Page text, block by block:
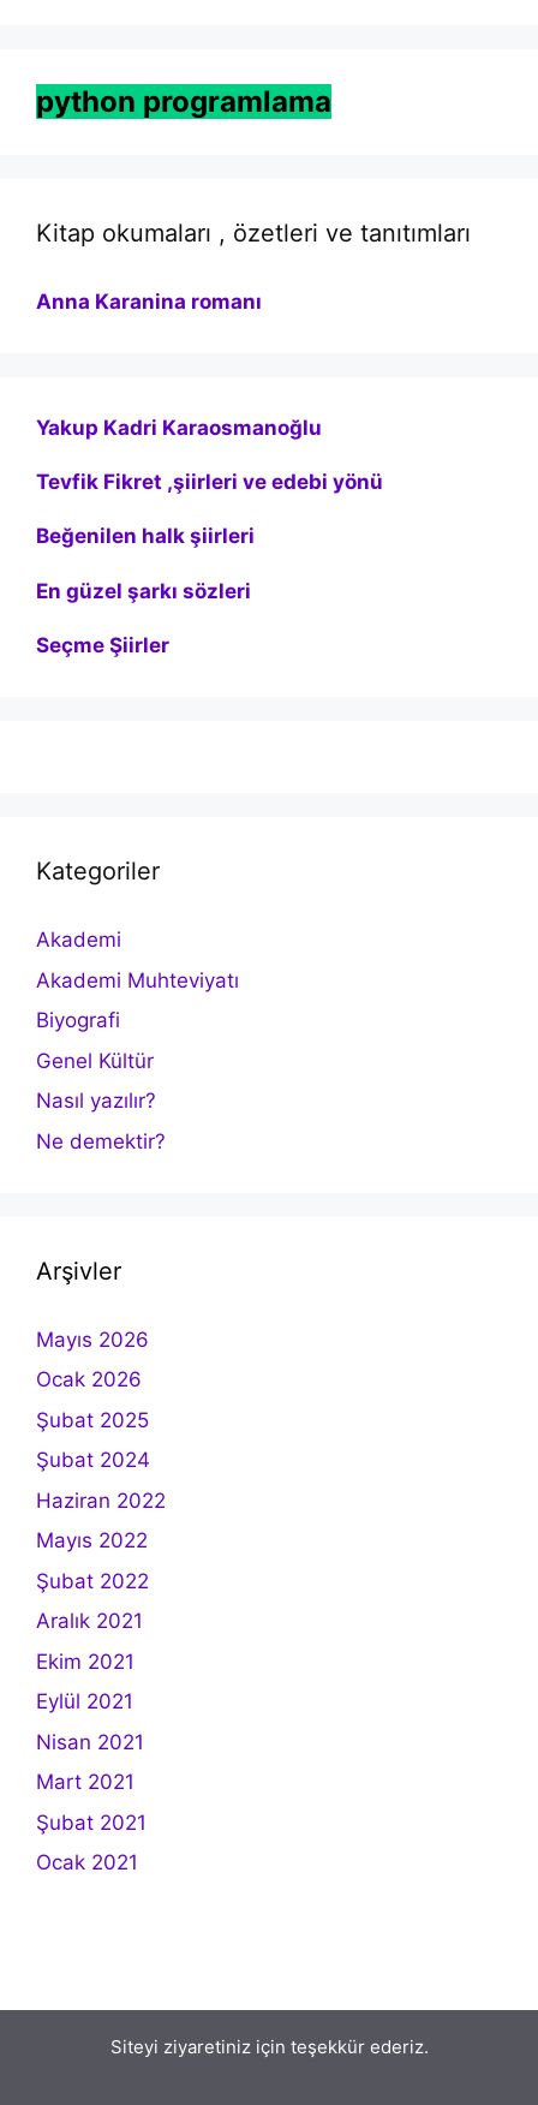
python programlama
Kitap okumaları , özetleri ve tanıtımları
Anna Karanina romanı
Yakup Kadri Karaosmanoğlu
Tevfik Fikret ,şiirleri ve edebi yönü
Beğenilen halk şiirleri
En güzel şarkı sözleri
Seçme Şiirler
Kategoriler
Akademi
Akademi Muhteviyatı
Biyografi
Genel Kültür
Nasıl yazılır?
Ne demektir?
Arşivler
Mayıs 2026
Ocak 2026
Şubat 2025
Şubat 2024
Haziran 2022
Mayıs 2022
Şubat 2022
Aralık 2021
Ekim 2021
Eylül 2021
Nisan 2021
Mart 2021
Şubat 2021
Ocak 2021
Siteyi ziyaretiniz için teşekkür ederiz.